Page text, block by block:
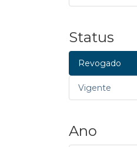
Status
Revogado
Vigente
Ano